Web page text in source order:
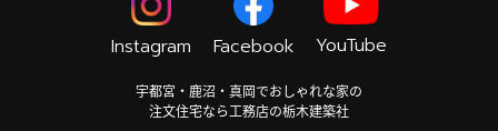
Instagram Facebook YouTube
宇都宮・鹿沼・真岡でおしゃれな家の
注文住宅なら工務店の栃木建築社